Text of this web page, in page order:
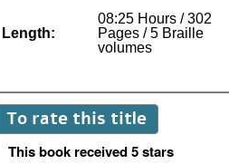
Length:
08:25 Hours / 302
Pages / 5 Braille
volumes
To rate this title
This book received 5 stars